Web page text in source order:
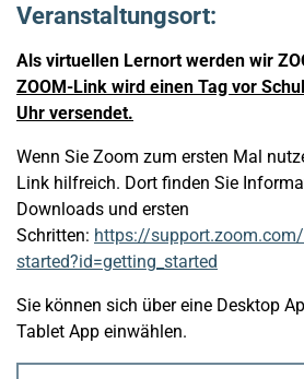
Veranstaltungsort:
Als virtuellen Lernort werden wir
ZOOM-Link wird einen Tag vor
Uhr versendet.
Wenn Sie Zoom zum ersten Mal
Link hilfreich. Dort finden Sie
Downloads und ersten
Schritten: https://
started?id=getting_started
Sie können sich über eine Desktop
Tablet App einwählen.